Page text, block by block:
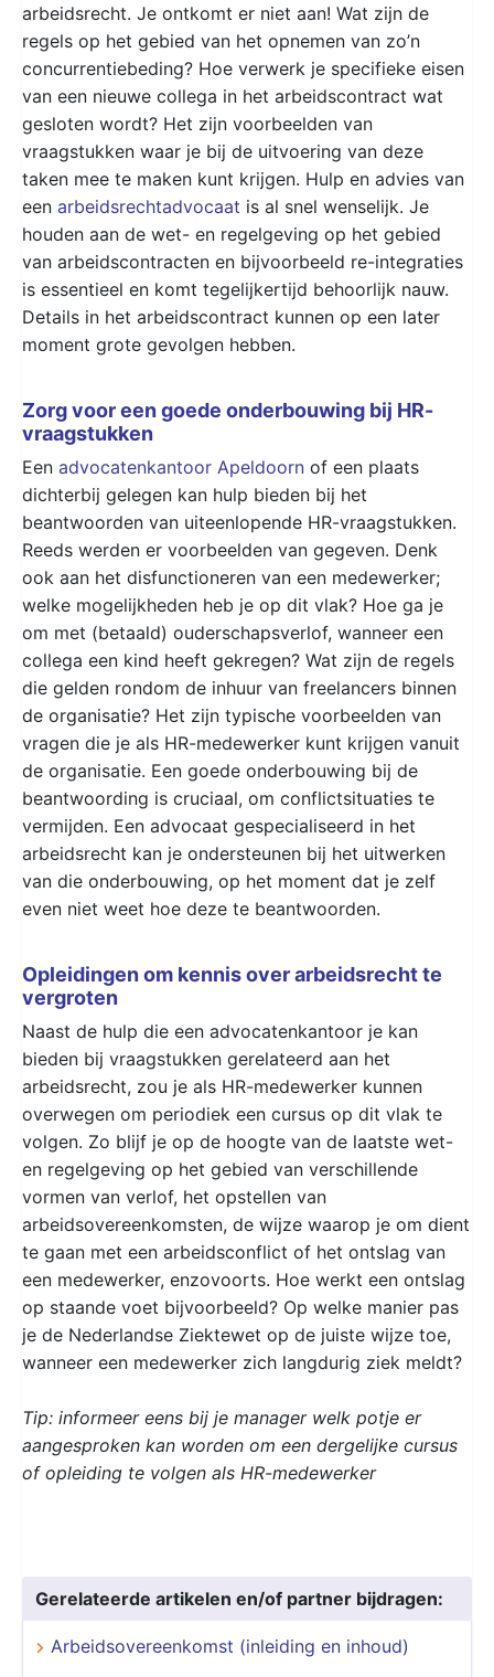
arbeidsrecht. Je ontkomt er niet aan! Wat zijn de
regels op het gebied van het opnemen van zo’n
concurrentiebeding? Hoe verwerk je specifieke eisen
van een nieuwe collega in het arbeidscontract wat
gesloten wordt? Het zijn voorbeelden van
vraagstukken waar je bij de uitvoering van deze
taken mee te maken kunt krijgen. Hulp en advies van
een arbeidsrechtadvocaat is al snel wenselijk. Je
houden aan de wet- en regelgeving op het gebied
van arbeidscontracten en bijvoorbeeld re-integraties
is essentieel en komt tegelijkertijd behoorlijk nauw.
Details in het arbeidscontract kunnen op een later
moment grote gevolgen hebben.
Zorg voor een goede onderbouwing bij HR-
vraagstukken
Een advocatenkantoor Apeldoorn of een plaats
dichterbij gelegen kan hulp bieden bij het
beantwoorden van uiteenlopende HR-vraagstukken.
Reeds werden er voorbeelden van gegeven. Denk
ook aan het disfunctioneren van een medewerker;
welke mogelijkheden heb je op dit vlak? Hoe ga je
om met (betaald) ouderschapsverlof, wanneer een
collega een kind heeft gekregen? Wat zijn de regels
die gelden rondom de inhuur van freelancers binnen
de organisatie? Het zijn typische voorbeelden van
vragen die je als HR-medewerker kunt krijgen vanuit
de organisatie. Een goede onderbouwing bij de
beantwoording is cruciaal, om conflictsituaties te
vermijden. Een advocaat gespecialiseerd in het
arbeidsrecht kan je ondersteunen bij het uitwerken
van die onderbouwing, op het moment dat je zelf
even niet weet hoe deze te beantwoorden.
Opleidingen om kennis over arbeidsrecht te
vergroten
Naast de hulp die een advocatenkantoor je kan
bieden bij vraagstukken gerelateerd aan het
arbeidsrecht, zou je als HR-medewerker kunnen
overwegen om periodiek een cursus op dit vlak te
volgen. Zo blijf je op de hoogte van de laatste wet-
en regelgeving op het gebied van verschillende
vormen van verlof, het opstellen van
arbeidsovereenkomsten, de wijze waarop je om dient
te gaan met een arbeidsconflict of het ontslag van
een medewerker, enzovoorts. Hoe werkt een ontslag
op staande voet bijvoorbeeld? Op welke manier pas
je de Nederlandse Ziektewet op de juiste wijze toe,
wanneer een medewerker zich langdurig ziek meldt?
Tip: informeer eens bij je manager welk potje er
aangesproken kan worden om een dergelijke cursus
of opleiding te volgen als HR-medewerker
Gerelateerde artikelen en/of partner bijdragen:
Arbeidsovereenkomst (inleiding en inhoud)